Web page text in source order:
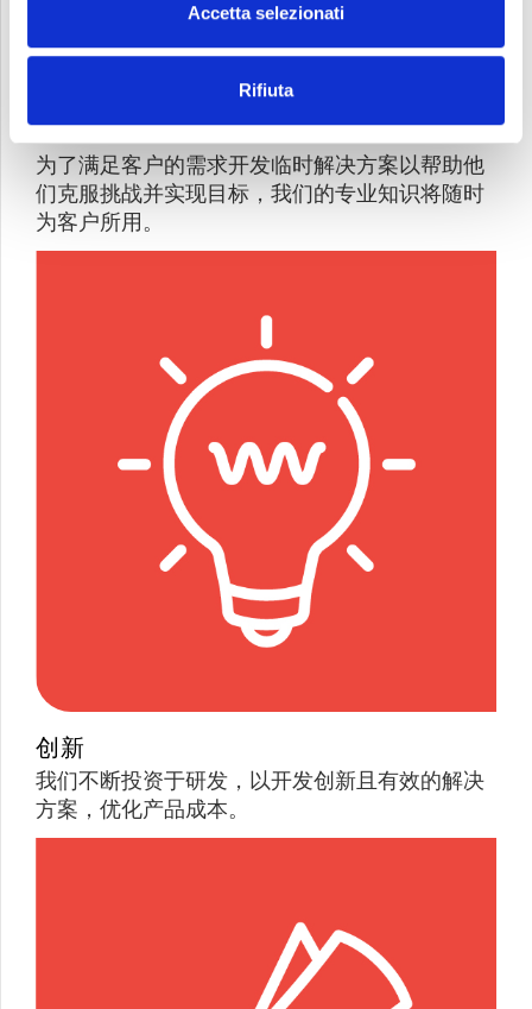
Accetta selezionati
Rifiuta
客户
为了满足客户的需求开发临时解决方案以帮助他
们克服挑战并实现目标，我们的专业知识将随时
为客户所用。
创新
我们不断投资于研发，以开发创新且有效的解决
方案，优化产品成本。